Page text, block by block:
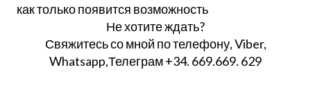
как только появится возможность
Не хотите ждать?
Свяжитесь со мной по телефону, Viber,
Whatsapp,Телеграм +34. 669.669. 629